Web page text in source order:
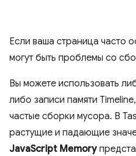
Если ваша страница часто
могут быть проблемы со
Вы можете использовать
либо записи памяти
частые сборки мусора. В
растущие и падающие
JavaScript Memory